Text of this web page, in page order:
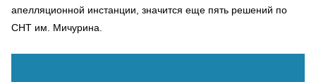
апелляционной инстанции, значится еще пять решений по
СНТ им. Мичурина.